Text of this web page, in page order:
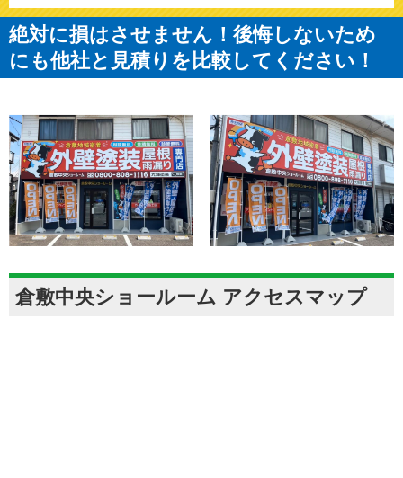
絶対に損はさせません！後悔しないため
にも他社と見積りを比較してください！
倉敷中央ショールーム アクセスマップ